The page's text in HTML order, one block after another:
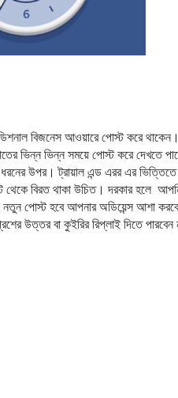
বিজনেস আওয়ারে পোস্ট করে
ভিন্ন ভিন্ন সময়ে পোস্ট করে দেখতে
উপর। ট্রায়াল এন্ড এরর এর
বিরত থাকা উচিত। দরকার হলে
নতুন পোস্ট হবে আপনার অডিয়েন্স আশা
উত্তর বা কুইরির রিপ্লাই দিতে